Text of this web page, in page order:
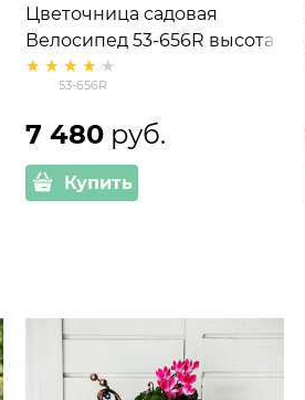
Цветочница садовая
Велосипед 53-656R высота
96см
53-656R
7 480 руб.
Купить